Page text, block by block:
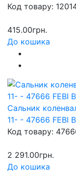
Код товару:
415.00грн.
До кошика
Сальник
11- - 47666 FEBI
Код товару:
2 291.00грн.
До кошика